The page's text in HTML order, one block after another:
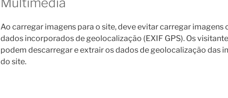
Ao carregar imagens para o site, deve evitar carregar imagens
dados incorporados de geolocalização (EXIF GPS). Os
podem descarregar e extrair os dados de geolocalização das
do site.